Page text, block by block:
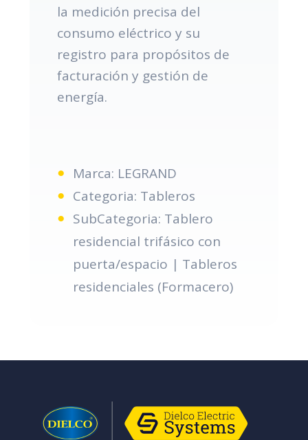
la medición precisa del
consumo eléctrico y su
registro para propósitos de
facturación y gestión de
energía.
Marca: LEGRAND
Categoria: Tableros
SubCategoria: Tablero
residencial trifásico con
puerta/espacio | Tableros
residenciales (Formacero)